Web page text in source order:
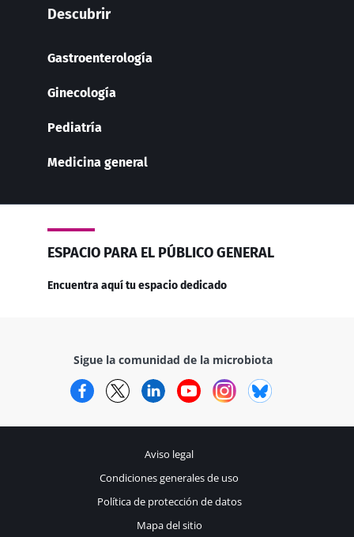
Descubrir
Gastroenterología
Ginecología
Pediatría
Medicina general
ESPACIO PARA EL PÚBLICO GENERAL
Encuentra aquí tu espacio dedicado
Sigue la comunidad de la microbiota
FacebookTwitterLinkedInYouTubeInstagram
Aviso legal
Condiciones generales de uso
Política de protección de datos
Mapa del sitio